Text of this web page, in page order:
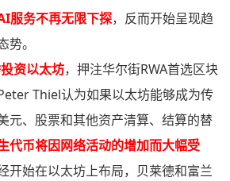
服务不再无限下探，反而开始呈现趋
。
资以太坊，押注华尔街RWA首选区块
Thiel认为如果以太坊能够成为传
元、股票和其他资产清算、结算的替
代币将因网络活动的增加而大幅受
开始在以太坊上布局，贝莱德和富兰